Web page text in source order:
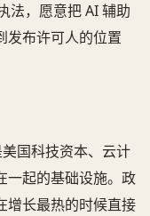
法，愿意把 AI 辅助
发布许可人的位置
国科技资本、云计
一起的基础设施。政
增长最热的时候直接